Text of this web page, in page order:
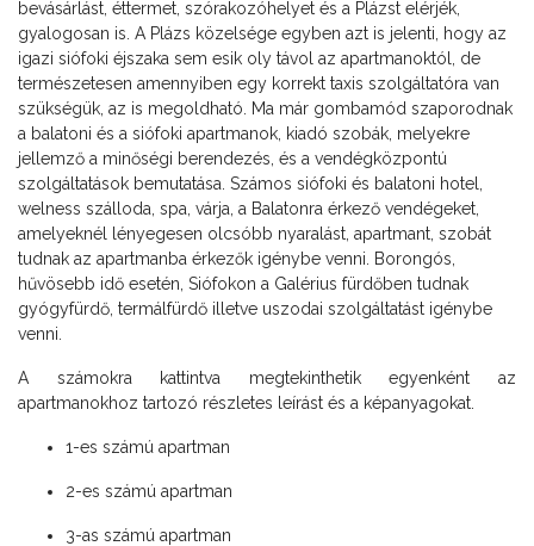
bevásárlást, éttermet, szórakozóhelyet és a Plázst elérjék,
gyalogosan is. A Plázs közelsége egyben azt is jelenti, hogy az
igazi siófoki éjszaka sem esik oly távol az apartmanoktól, de
természetesen amennyiben egy korrekt taxis szolgáltatóra van
szükségük, az is megoldható. Ma már gombamód szaporodnak
a balatoni és a siófoki apartmanok, kiadó szobák, melyekre
jellemző a minőségi berendezés, és a vendégközpontú
szolgáltatások bemutatása. Számos siófoki és balatoni hotel,
welness szálloda, spa, várja, a Balatonra érkező vendégeket,
amelyeknél lényegesen olcsóbb nyaralást, apartmant, szobát
tudnak az apartmanba érkezők igénybe venni. Borongós,
hűvösebb idő esetén, Siófokon a Galérius fürdőben tudnak
gyógyfürdő, termálfürdő illetve uszodai szolgáltatást igénybe
venni.
A számokra kattintva megtekinthetik egyenként az
apartmanokhoz tartozó részletes leírást és a képanyagokat.
1-es számú apartman
2-es számú apartman
3-as számú apartman